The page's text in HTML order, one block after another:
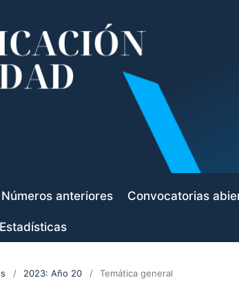
Números anteriores Convocatorias
Estadísticas
/ 2023: Año 20 / Temática general